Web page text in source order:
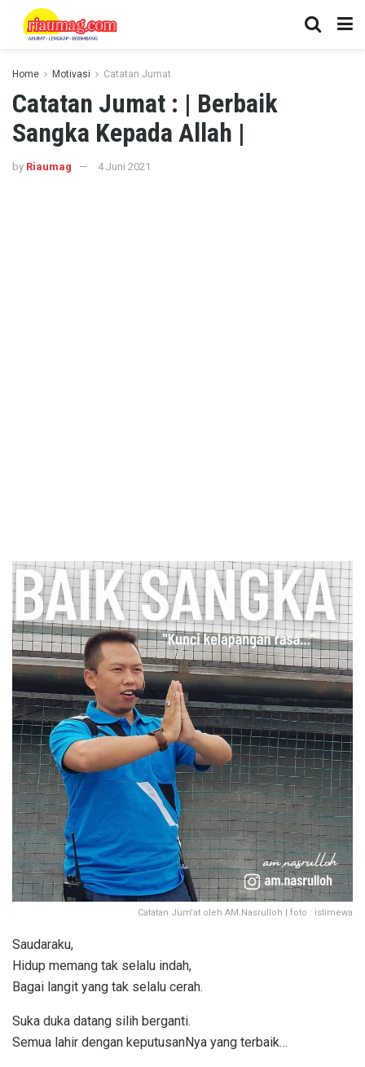
Home Motivasi Catatan Jumat
Catatan Jumat : | Berbaik
Sangka Kepada Allah |
by Riaumag 4 Juni 2021
Catatan Jum'at oleh AM.Nasrulloh | foto : istimewa
Saudaraku,
Hidup memang tak selalu indah,
Bagai langit yang tak selalu cerah.
Suka duka datang silih berganti.
Semua lahir dengan keputusanNya yang terbaik…